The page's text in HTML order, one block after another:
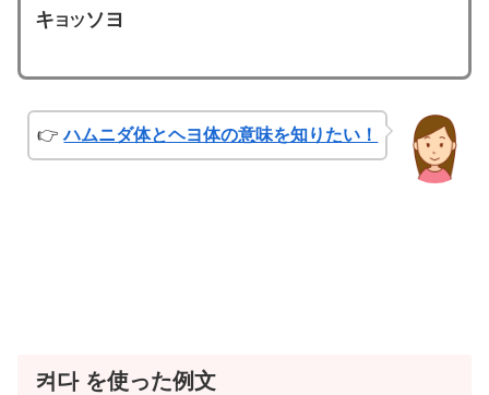
キヨツソヨ
👉ハムニダ体とヘヨ体の意味を知りたい！
켜다 を使った例文